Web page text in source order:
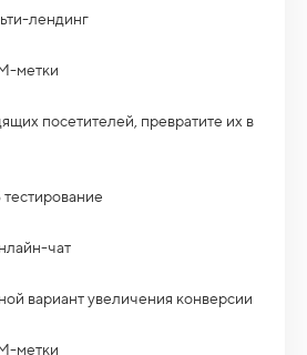
лендинг
метки
посетителей, превратите их в
чат
вариант увеличения конверсии
метки